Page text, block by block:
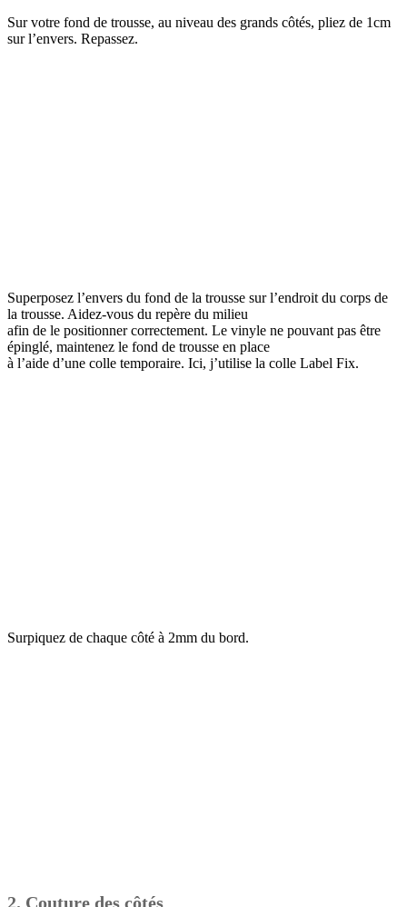
Sur votre fond de trousse, au niveau des grands côtés, pliez de 1cm
sur l’envers. Repassez.
Superposez l’envers du fond de la trousse sur l’endroit du corps de
la trousse. Aidez-vous du repère du milieu
afin de le positionner correctement. Le vinyle ne pouvant pas être
épinglé, maintenez le fond de trousse en place
à l’aide d’une colle temporaire. Ici, j’utilise la colle Label Fix.
Surpiquez de chaque côté à 2mm du bord.
2. Couture des côtés